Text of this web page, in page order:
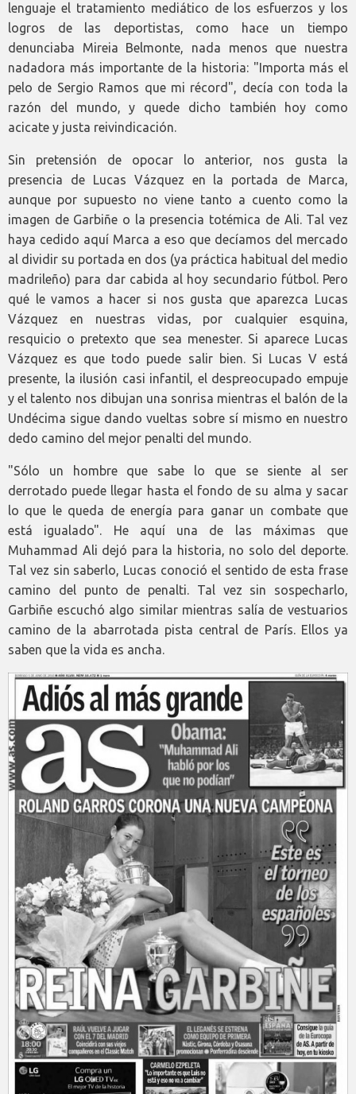
lenguaje el tratamiento mediático de los esfuerzos y los
logros de las deportistas, como hace un tiempo
denunciaba Mireia Belmonte, nada menos que nuestra
nadadora más importante de la historia: "Importa más el
pelo de Sergio Ramos que mi récord", decía con toda la
razón del mundo, y quede dicho también hoy como
acicate y justa reivindicación.
Sin pretensión de opocar lo anterior, nos gusta la
presencia de Lucas Vázquez en la portada de Marca,
aunque por supuesto no viene tanto a cuento como la
imagen de Garbiñe o la presencia totémica de Ali. Tal vez
haya cedido aquí Marca a eso que decíamos del mercado
al dividir su portada en dos (ya práctica habitual del medio
madrileño) para dar cabida al hoy secundario fútbol. Pero
qué le vamos a hacer si nos gusta que aparezca Lucas
Vázquez en nuestras vidas, por cualquier esquina,
resquicio o pretexto que sea menester. Si aparece Lucas
Vázquez es que todo puede salir bien. Si Lucas V está
presente, la ilusión casi infantil, el despreocupado empuje
y el talento nos dibujan una sonrisa mientras el balón de la
Undécima sigue dando vueltas sobre sí mismo en nuestro
dedo camino del mejor penalti del mundo.
"Sólo un hombre que sabe lo que se siente al ser
derrotado puede llegar hasta el fondo de su alma y sacar
lo que le queda de energía para ganar un combate que
está igualado". He aquí una de las máximas que
Muhammad Ali dejó para la historia, no solo del deporte.
Tal vez sin saberlo, Lucas conoció el sentido de esta frase
camino del punto de penalti. Tal vez sin sospecharlo,
Garbiñe escuchó algo similar mientras salía de vestuarios
camino de la abarrotada pista central de París. Ellos ya
saben que la vida es ancha.